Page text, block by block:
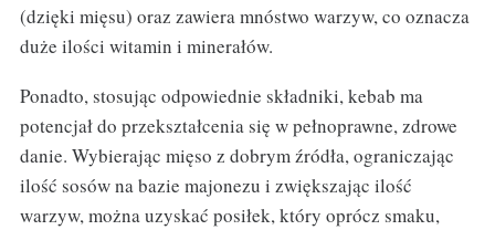
(dzięki mięsu) oraz zawiera mnóstwo warzyw, co oznacza
duże ilości witamin i minerałów.
Ponadto, stosując odpowiednie składniki, kebab ma
potencjał do przekształcenia się w pełnoprawne, zdrowe
danie. Wybierając mięso z dobrym źródła, ograniczając
ilość sosów na bazie majonezu i zwiększając ilość
warzyw, można uzyskać posiłek, który oprócz smaku,